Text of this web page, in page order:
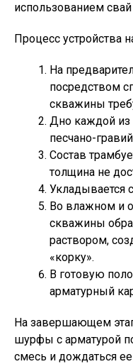
использованием
Процесс устройства
На
посредством
скважины
Дно каждой из
песчано-
Состав
толщина не
Укладывается
Во влажном и
скважины
раствором,
«корку».
В готовую
арматурный
На завершающем
шурфы с арматурой
смесь и дождаться